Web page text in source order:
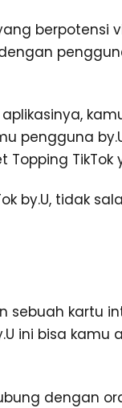
berpotensi
pengguna
TikTok
by.U, tidak
sebuah kartu
ini bisa kamu
dengan